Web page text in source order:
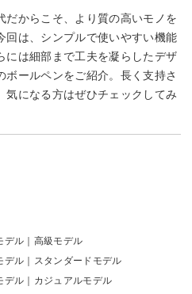
だからこそ、より質の高いモノを
回は、シンプルで使いやすい機能
には細部まで工夫を凝らしたデザ
ボールペンをご紹介。長く支持さ
気になる方はぜひチェックしてみ
デル｜高級モデル
デル｜スタンダードモデル
デル｜カジュアルモデル